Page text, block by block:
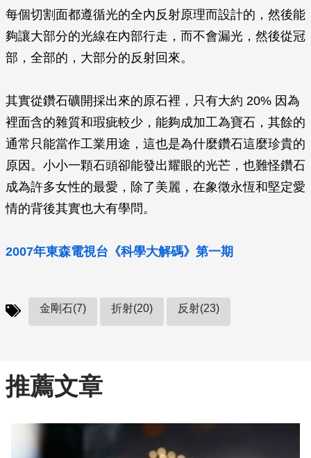
每個切割面都遵循光的全內反射原理而設計的，然後能
夠讓大部分的光線在內部行走，而不會漏光，然後從冠
部，全部的，大部分的反射回來。
其實從鑽石礦開採出來的原石裡，只有大約 20% 因為
裡面含的雜質和瑕疵較少，能夠成加工為寶石，其餘的
通常只能當作工業用途，這也是為什麼鑽石這麼珍貴的
原因。小小一顆石頭卻能發出耀眼的光芒，也難怪鑽石
成為許多女性的最愛，除了美麗，在象徵永恆和堅定愛
情的背後其實也大有學問。
2007年東森電視台《科學大解碼》第一期
金剛石(7) 折射(20) 反射(23)
推薦文章